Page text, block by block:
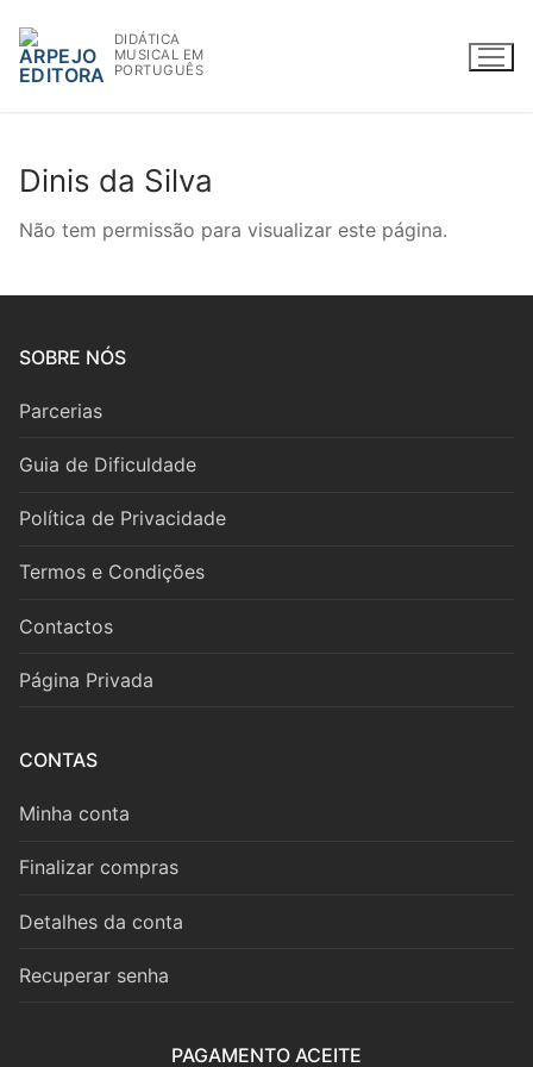
para
conteúdo
DIDÁTICA
MUSICAL EM
PORTUGUÊS
WWW.ARPEJOEDITORA.PT | INFO@ARPEJOEDITORA.PT
Partituras
Madeiras
Trompa
Trompete
Trombone
Eufónio
Tuba
Dinis da Silva
Não tem permissão para visualizar este página.
SOBRE NÓS
Parcerias
Guia de Dificuldade
Política de Privacidade
Termos e Condições
Contactos
Página Privada
CONTAS
Minha conta
Finalizar compras
Detalhes da conta
Recuperar senha
PAGAMENTO ACEITE